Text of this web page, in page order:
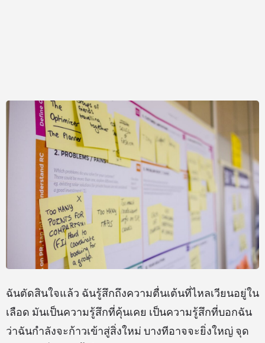
ฉันตัดสินใจแล้ว ฉันรู้สึกถึงความตื่นเต้นที่ไหลเวียนอยู่ใน
เลือด มันเป็นความรู้สึกที่คุ้นเคย เป็นความรู้สึกที่บอกฉัน
ว่าฉันกำลังจะก้าวเข้าสู่สิ่งใหม่ บางทีอาจจะยิ่งใหญ่ จุด